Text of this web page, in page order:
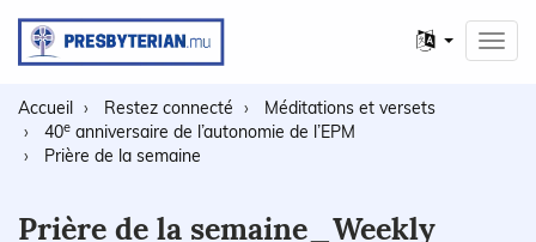
Autres
langues
Accueil Restez connecté
Méditations et versets
40e anniversaire de l’autonomie de l’EPM
Prière de la semaine
Prière de la semaine_Weekly